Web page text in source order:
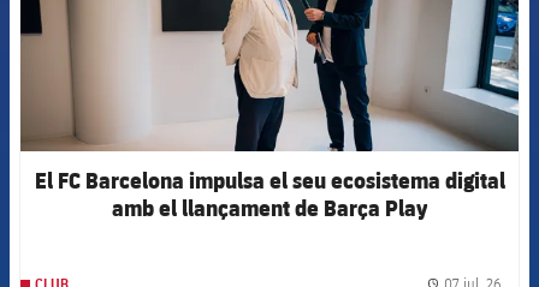
El FC Barcelona impulsa el seu ecosistema digital
amb el llançament de Barça Play